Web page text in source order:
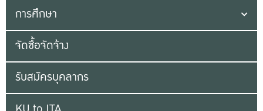
การศึกษา
จัดซื้อจัดจ้าง
รับสมัครบุคลากร